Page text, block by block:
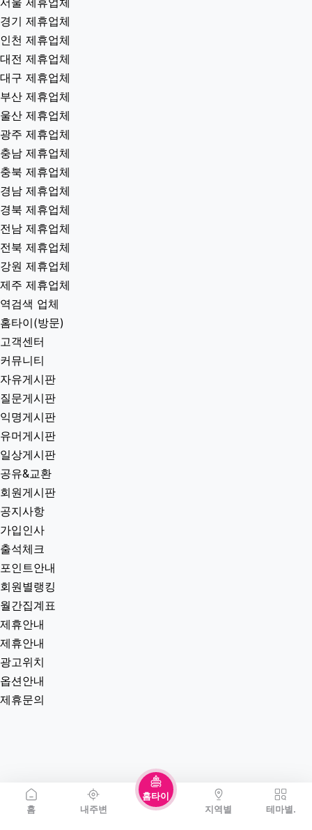
홈 내주변
홈타이
지역별
테마별.
경기 제휴업체
인천 제휴업체
대전 제휴업체
대구 제휴업체
부산 제휴업체
울산 제휴업체
광주 제휴업체
충남 제휴업체
충북 제휴업체
경남 제휴업체
경북 제휴업체
전남 제휴업체
전북 제휴업체
강원 제휴업체
제주 제휴업체
역검색 업체
홈타이(방문)
고객센터
커뮤니티
자유게시판
질문게시판
익명게시판
유머게시판
일상게시판
공유&교환
회원게시판
공지사항
가입인사
출석체크
포인트안내
회원별랭킹
월간집계표
제휴안내
제휴안내
광고위치
옵션안내
제휴문의